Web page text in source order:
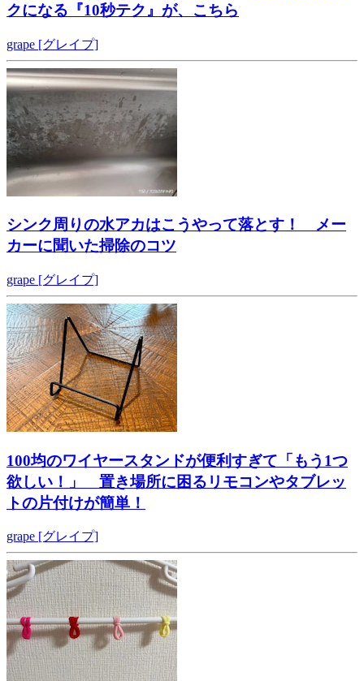
クになる『10秒テク』が、こちら
grape [グレイプ]
シンク周りの水アカはこうやって落とす！ メー
カーに聞いた掃除のコツ
grape [グレイプ]
100均のワイヤースタンドが便利すぎて「もう1つ
欲しい！」 置き場所に困るリモコンやタブレッ
トの片付けが簡単！
grape [グレイプ]